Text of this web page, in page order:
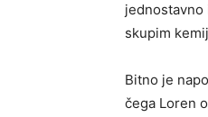
jednostavno
skupim
Bitno je
čega Loren